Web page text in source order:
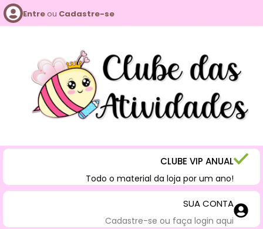
Entreou Cadastre-se
CLUBE VIP ANUAL
Todo o material da loja por um ano!
SUA CONTA
Cadastre-se ou faça login aqui